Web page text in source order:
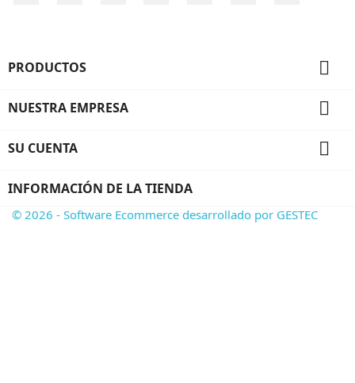
PRODUCTOS 
NUESTRA EMPRESA 
SU CUENTA 
INFORMACIÓN DE LA TIENDA
© 2026 - Software Ecommerce desarrollado por GESTEC